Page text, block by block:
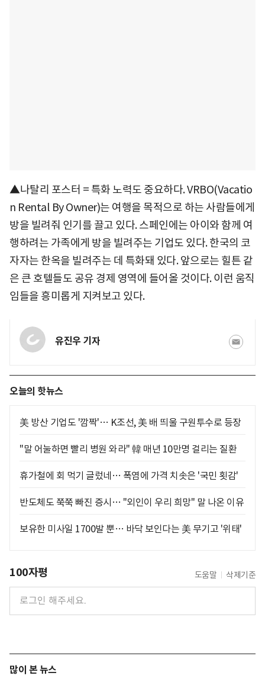
▲나탈리 포스터 = 특화 노력도 중요하다. VRBO(Vacatio
n Rental By Owner)는 여행을 목적으로 하는 사람들에게
방을 빌려줘 인기를 끌고 있다. 스페인에는 아이와 함께 여
행하려는 가족에게 방을 빌려주는 기업도 있다. 한국의 코
자자는 한옥을 빌려주는 데 특화돼 있다. 앞으로는 힐튼 같
은 큰 호텔들도 공유 경제 영역에 들어올 것이다. 이런 움직
임들을 흥미롭게 지켜보고 있다.
유진우 기자
오늘의 핫뉴스
美 방산 기업도 '깜짝'… K조선, 美 배 띄울 구원투수로 등장
"말 어눌하면 빨리 병원 와라" 韓 매년 10만명 걸리는 질환
휴가철에 회 먹기 글렀네… 폭염에 가격 치솟은 '국민 횟감'
반도체도 쭉쭉 빠진 증시… "외인이 우리 희망" 말 나온 이유
보유한 미사일 1700발 뿐… 바닥 보인다는 美 무기고 '위태'
100자평 도움말 삭제기준
많이 본 뉴스